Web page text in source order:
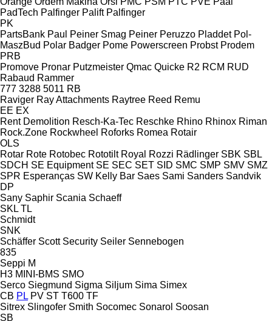
PadTech Palfinger Palift Palfinger
PK
PartsBank Paul Peiner Smag Peiner Peruzzo Pladdet Pol-
MaszBud Polar Badger Pome Powerscreen Probst Prodem
PRB
Promove Pronar Putzmeister Qmac Quicke R2 RCM RUD
Rabaud Rammer
777 3288 5011 RB
Raviger Ray Attachments Raytree Reed Remu
EE EX
Rent Demolition Resch-Ka-Tec Reschke Rhino Rhinox Riman
Rock.Zone Rockwheel Roforks Romea Rotair
OLS
Rotar Rote Rotobec Rototilt Royal Rozzi Rädlinger SBK SBL
SDCH SE Equipment SE SEC SET SID SMC SMP SMV SMZ
SPR Esperanças SW Kelly Bar Saes Sami Sanders Sandvik
DP
Sany Saphir Scania Schaeff
SKL TL
Schmidt
SNK
Schäffer Scott Security Seiler Sennebogen
835
Seppi M
H3 MINI-BMS SMO
Serco Siegmund Sigma Siljum Sima Simex
CB PL PV ST T600 TF
Sitrex Slingofer Smith Socomec Sonarol Soosan
SB